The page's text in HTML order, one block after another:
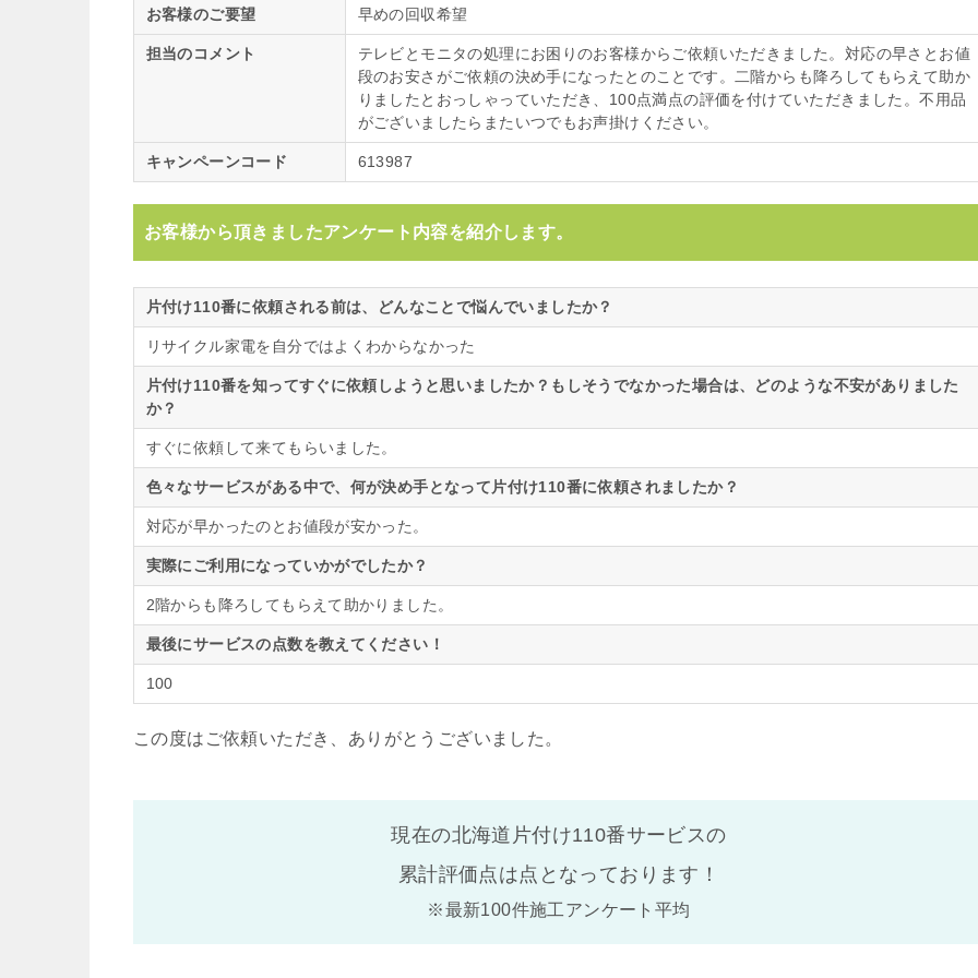
お客様のご要望 早めの回収希望
担当のコメント
テレビとモニタの処理にお困りのお客様からご依頼いただきました。対応の早さとお値
段のお安さがご依頼の決め手になったとのことです。二階からも降ろしてもらえて助か
りましたとおっしゃっていただき、100点満点の評価を付けていただきました。不用品
がございましたらまたいつでもお声掛けください。
キャンペーンコード 613987
お客様から頂きましたアンケート内容を紹介します。
片付け110番に依頼される前は、どんなことで悩んでいましたか？
リサイクル家電を自分ではよくわからなかった
片付け110番を知ってすぐに依頼しようと思いましたか？もしそうでなかった場合は、どのような不安がありました
か？
すぐに依頼して来てもらいました。
色々なサービスがある中で、何が決め手となって片付け110番に依頼されましたか？
対応が早かったのとお値段が安かった。
実際にご利用になっていかがでしたか？
2階からも降ろしてもらえて助かりました。
最後にサービスの点数を教えてください！
100
この度はご依頼いただき、ありがとうございました。
現在の北海道片付け110番サービスの
累計評価点は点となっております！
※最新100件施工アンケート平均